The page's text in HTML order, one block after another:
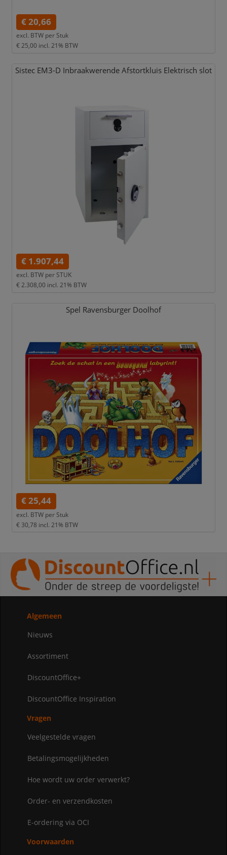
€ 20,66
excl. BTW per Stuk
€ 25,00 incl. 21% BTW
Sistec EM3-D Inbraakwerende Afstortkluis Elektrisch slot
€ 1.907,44
excl. BTW per STUK
€ 2.308,00 incl. 21% BTW
Spel Ravensburger Doolhof
€ 25,44
excl. BTW per Stuk
€ 30,78 incl. 21% BTW
Algemeen
Nieuws
Assortiment
DiscountOffice+
DiscountOffice Inspiration
Vragen
Veelgestelde vragen
Betalingsmogelijkheden
Hoe wordt uw order verwerkt?
Order- en verzendkosten
E-ordering via OCI
Voorwaarden